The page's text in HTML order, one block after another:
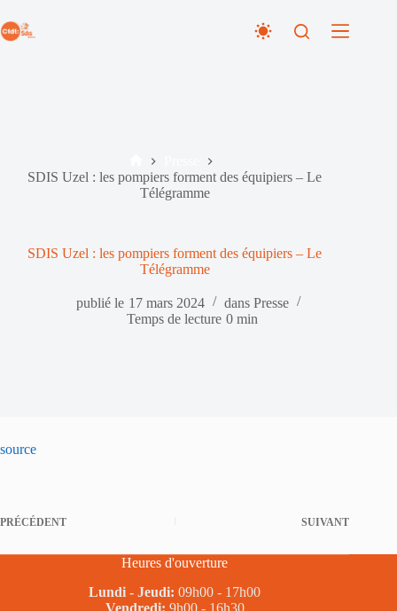
au
contenu
Accueil
SDIS Uzel : les pompiers forment des équipiers – Le
Télégramme
SDIS Uzel : les pompiers forment des équipiers – Le
Télégramme
publié le 17 mars 2024 dans Presse
Temps de lecture 0 min
source
PRÉCÉDENT SUIVANT
Heures d'ouverture
Lundi - Jeudi: 09h00 - 17h00
Vendredi: 9h00 - 16h30